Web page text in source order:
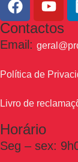
Contactos
Email:
Política de
Livro de
Horário
Seg – sex: